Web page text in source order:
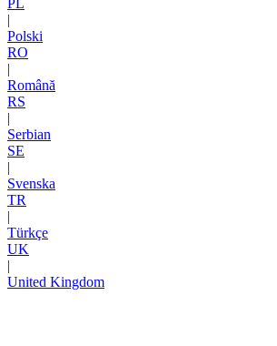
PL
|
Polski
RO
|
Română
RS
|
Serbian
SE
|
Svenska
TR
|
Türkçe
UK
|
United Kingdom